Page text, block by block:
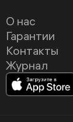
О нас
Гарантии
Контакты
Журнал